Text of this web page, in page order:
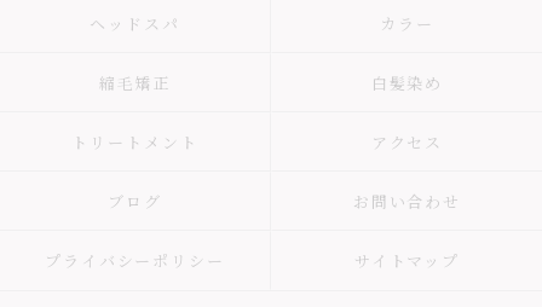
ヘッドスパ カラー
縮毛矯正 白髪染め
トリートメント アクセス
ブログ お問い合わせ
プライバシーポリシー サイトマップ